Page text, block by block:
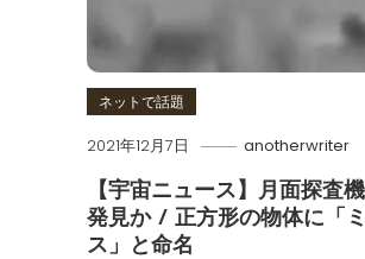
ネットで話題
2021年12月7日 anotherwriter
【宇宙ニュース】月面探査
発見か / 正方形の物体に「
ス」と命名